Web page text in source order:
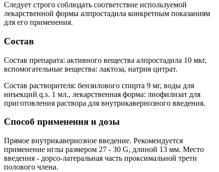
Следует строго соблюдать соответствие используемой
лекарственной формы алпростадила конкретным показаниям
для его применения.
Состав
Состав препарата: активного вещества алпростадила 10 мкг,
вспомогательные вещества: лактоза, натрия цитрат.
Состав растворителя: бензилового спирта 9 мг, воды для
инъекций q.s. 1 мл., лекарственная форма: лиофилизат для
приготовления раствора для внутрикавернозного введения.
Способ применения и дозы
Прямое внутрикавернозное введение. Рекомендуется
применение иглы размером 27 - 30 G, длиной 13 мм. Место
введения - дорсо-латеральная часть проксимальной трети
полового члена.